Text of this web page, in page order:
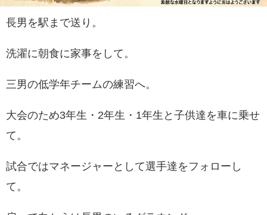
長男を駅まで送り。
洗濯に朝食に家事をして。
三男の低学年チームの練習へ。
大会のため3年生・2年生・1年生と子供達を車に乗せ
て。
試合ではマネージャーとして選手達をフォローし
て。